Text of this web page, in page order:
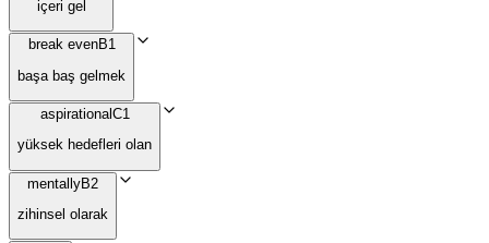
içeri gel
break evenB1
başa baş gelmek
aspirationalC1
yüksek hedefleri olan
mentallyB2
zihinsel olarak